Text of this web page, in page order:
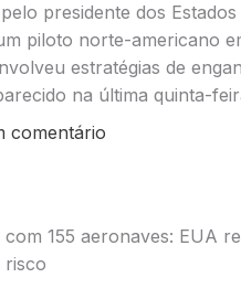
presidente dos
piloto norte-americano
estratégias de
na última quinta-
comentário
155 aeronaves: EUA
risco